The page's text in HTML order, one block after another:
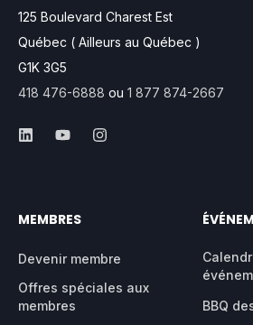
125 Boulevard Charest Est
Québec ( Ailleurs au Québec )
G1K 3G5
418 476-6888 ou 1 877 874-2667
MEMBRES
Devenir membre
Offres spéciales aux
membres
BBQ